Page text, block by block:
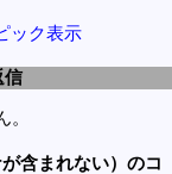
ック表示
信
。
含まれない）のコ